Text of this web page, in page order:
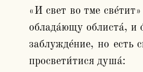
«И свет во тме
облада́ющу облиста́, и
заблужде́ние, но есть
просвети́тися душа́: